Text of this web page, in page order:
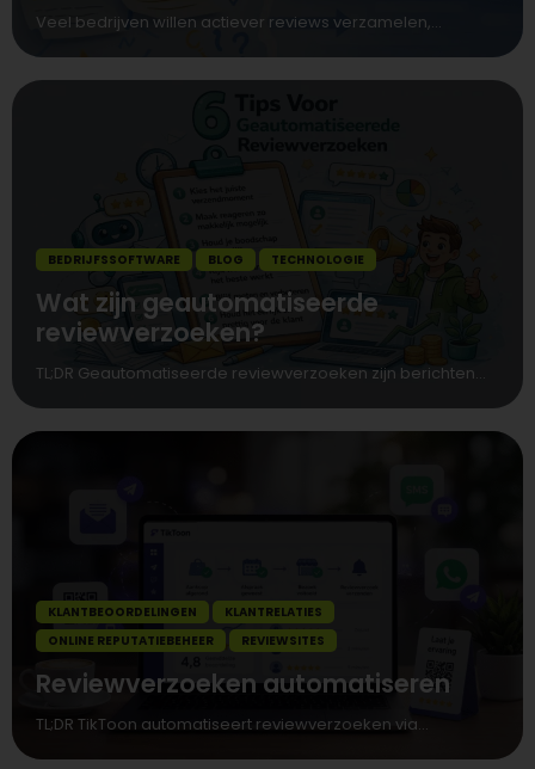
Veel bedrijven willen actiever reviews verzamelen,...
BEDRIJFSSOFTWARE BLOG TECHNOLOGIE
Wat zijn geautomatiseerde
reviewverzoeken?
TL;DR Geautomatiseerde reviewverzoeken zijn berichten...
KLANTBEOORDELINGEN
KLANTRELATIES
ONLINE REPUTATIEBEHEER
REVIEWSITES
Reviewverzoeken automatiseren
TL;DR TikToon automatiseert reviewverzoeken via...